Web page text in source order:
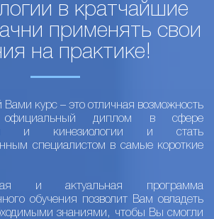
в кратчайшие
применять свои
на практике!
курс – это отличная возможность
официальный диплом в сфере
и кинезиологии и стать
специалистом в самые короткие
и актуальная программа
обучения позволит Вам овладеть
знаниями, чтобы Вы смогли